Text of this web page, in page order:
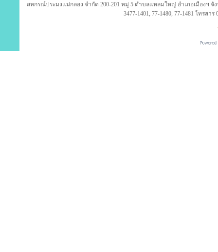
สหกรณ์ประมงแม่กลอง จำกัด 200-201 หมู่ 5 ตำบลแหลมใหญ่ อำเภอเมืองฯ จั
3477-1401, 77-1480, 77-1481 โทรสาร